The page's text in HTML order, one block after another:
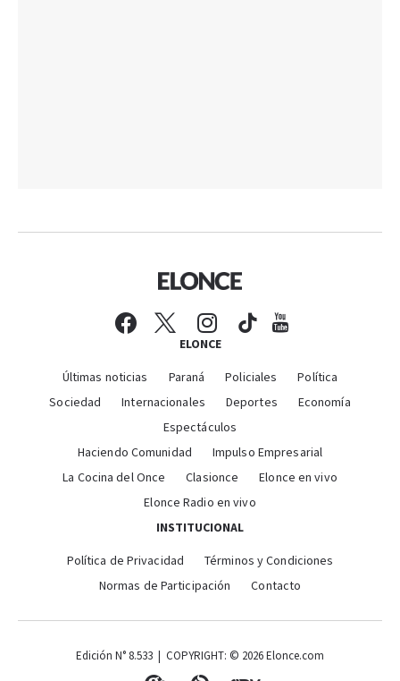
ELONCE
Últimas noticias Paraná Policiales
Política
Sociedad
Internacionales Deportes
Economía
Espectáculos
Haciendo Comunidad
Impulso Empresarial
La Cocina del Once
Clasionce
Elonce en vivo
Elonce Radio en vivo
INSTITUCIONAL
Política de Privacidad
Términos y Condiciones
Normas de Participación
Contacto
Edición N° 8.533 | COPYRIGHT: © 2026 Elonce.com